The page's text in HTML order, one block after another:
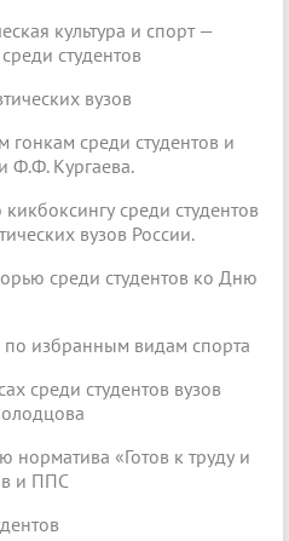
культура и спорт —
студентов
вузов
среди студентов и
Ф.Ф. Кургаева.
среди студентов
вузов России.
среди студентов ко Дню
по избранным видам спорта
среди студентов вузов
норматива «Готов к труду и
и ППC